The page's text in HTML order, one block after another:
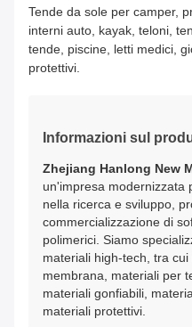
Tende da sole per camper,
interni auto, kayak, teloni,
tende, piscine, letti medici,
protettivi.
Informazioni sul
Zhejiang Hanlong New
un'impresa modernizzata
nella ricerca e sviluppo,
commercializzazione di
polimerici. Siamo
materiali high-tech, tra
membrana, materiali per
materiali gonfiabili,
materiali protettivi.